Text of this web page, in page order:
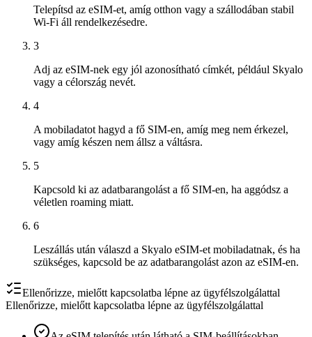
Telepítsd az eSIM-et, amíg otthon vagy a szállodában stabil
Wi‑Fi áll rendelkezésedre.
3
Adj az eSIM-nek egy jól azonosítható címkét, például Skyalo
vagy a célország nevét.
4
A mobiladatot hagyd a fő SIM-en, amíg meg nem érkezel,
vagy amíg készen nem állsz a váltásra.
5
Kapcsold ki az adatbarangolást a fő SIM-en, ha aggódsz a
véletlen roaming miatt.
6
Leszállás után válaszd a Skyalo eSIM-et mobiladatnak, és ha
szükséges, kapcsold be az adatbarangolást azon az eSIM-en.
Ellenőrizze, mielőtt kapcsolatba lépne az ügyfélszolgálattal
Ellenőrizze, mielőtt kapcsolatba lépne az ügyfélszolgálattal